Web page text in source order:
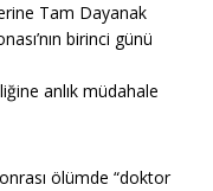
Tam Dayanak
birinci günü
anlık müdahale
ölümde “doktor